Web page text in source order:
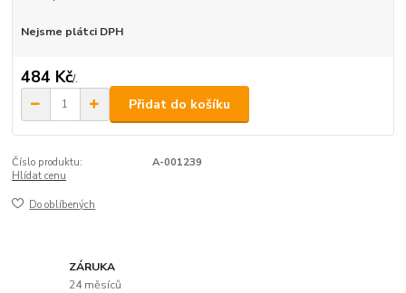
Nejsme plátci DPH
484 Kč/.
Přidat do košíku
Číslo produktu:
A-001239
Hlídat cenu
Do oblíbených
ZÁRUKA
24 měsíců